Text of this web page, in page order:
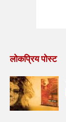
लोकप्रिय पोस्ट